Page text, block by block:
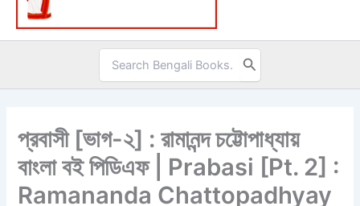
Search
for:
প্রবাসী [ভাগ-২] : রামানন্দ চট্টোপাধ্যায়
বাংলা বই পিডিএফ | Prabasi [Pt. 2] :
Ramananda Chattopadhyay